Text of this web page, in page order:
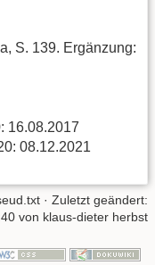
S. 139. Ergänzung:
16.08.2017
08.12.2021
· Zuletzt geändert:
von klaus-dieter herbst